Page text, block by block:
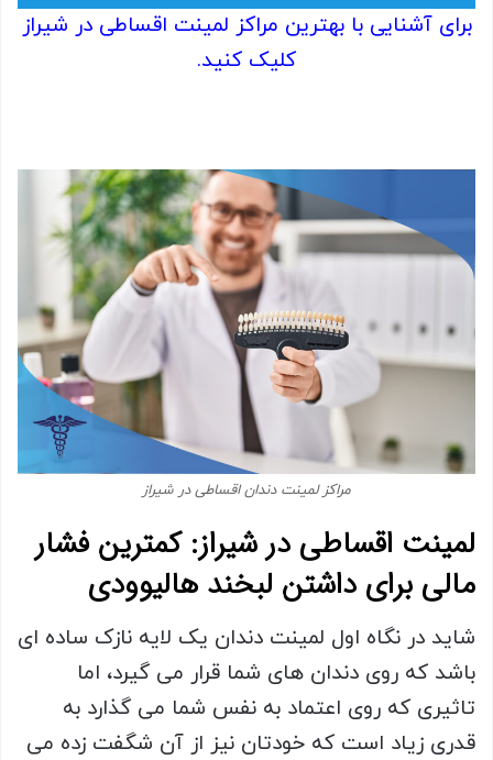
صوت
برای آشنایی با بهترین مراکز لمینت اقساطی در شیراز
کلیک کنید.
مراکز لمینت دندان اقساطی در شیراز
لمینت اقساطی در شیراز: کمترین فشار
مالی برای داشتن لبخند هالیوودی
شاید در نگاه اول لمینت دندان یک لایه نازک ساده ای
باشد که روی دندان های شما قرار می گیرد، اما
تاثیری که روی اعتماد به نفس شما می گذارد به
قدری زیاد است که خودتان نیز از آن شگفت زده می